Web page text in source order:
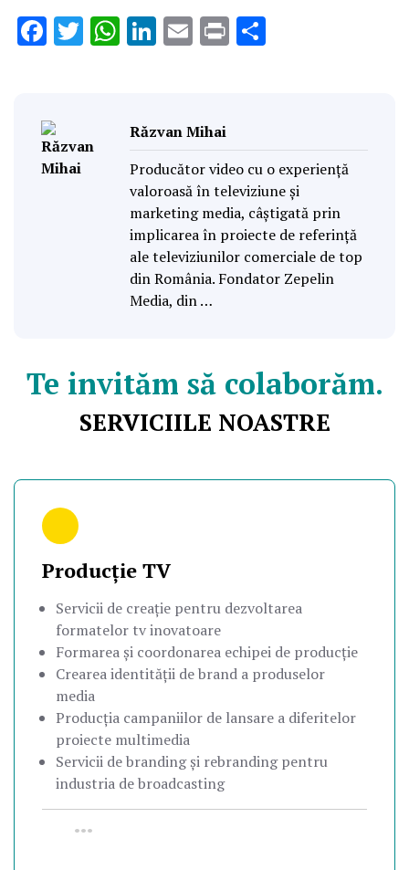
Facebook
Twitter
WhatsApp
LinkedIn
Email
Print
Răzvan Mihai
Producător video cu o experiență
valoroasă în televiziune și
marketing media, câștigată prin
implicarea în proiecte de referință
ale televiziunilor comerciale de top
din România. Fondator Zepelin
Media, din …
Te invităm să colaborăm.
SERVICIILE NOASTRE
Producție TV
Servicii de creație pentru dezvoltarea
formatelor tv inovatoare
Formarea și coordonarea echipei de producție
Crearea identității de brand a produselor
media
Producția campaniilor de lansare a diferitelor
proiecte multimedia
Servicii de branding și rebranding pentru
industria de broadcasting
•••